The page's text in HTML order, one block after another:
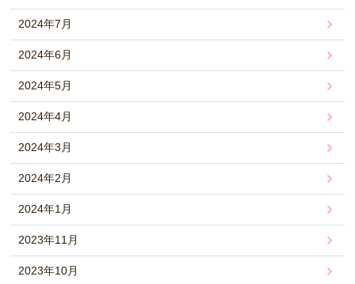
2024年7月
2024年6月
2024年5月
2024年4月
2024年3月
2024年2月
2024年1月
2023年11月
2023年10月